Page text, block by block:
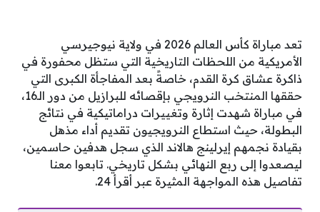
تعد مباراة كأس العالم 2026 في ولاية نيوجيرسي
الأمريكية من اللحظات التاريخية التي ستظل محفورة في
ذاكرة عشاق كرة القدم، خاصةً بعد المفاجأة الكبرى التي
حققها المنتخب النرويجي بإقصائه للبرازيل من دور الـ16،
في مباراة شهدت إثارة وتغييرات دراماتيكية في نتائج
البطولة، حيث استطاع النرويجيون تقديم أداء مذهل
بقيادة نجمهم إيرلينج هالاند الذي سجل هدفين حاسمين،
ليصعدوا إلى ربع النهائي بشكل تاريخي. تابعوا معنا
تفاصيل هذه المواجهة المثيرة عبر أقرأ 24.